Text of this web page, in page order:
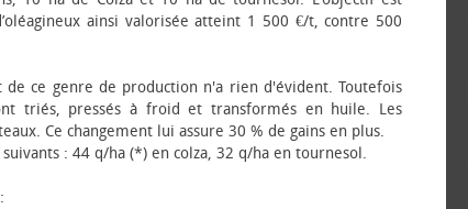
ainsi valorisée atteint 1 500 €/t, contre 500
de ce genre de production n'a rien d'évident. Toutefois
triés, pressés à froid et transformés en huile. Les
Ce changement lui assure 30 % de gains en plus.
: 44 q/ha (*) en colza, 32 q/ha en tournesol.